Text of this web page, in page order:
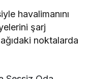
havalimanını
şarj
noktalarda